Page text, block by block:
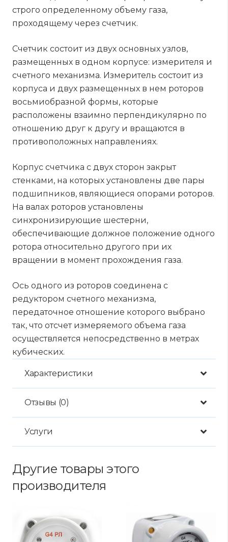
строго определенному объему газа,
проходящему через счетчик.
Счетчик состоит из двух основных узлов,
размещенных в одном корпусе: измерителя и
счетного механизма. Измеритель состоит из
корпуса и двух размещенных в нем роторов
восьмиобразной формы, которые
расположены взаимно перпендикулярно по
отношению друг к другу и вращаются в
противоположных направлениях.
Корпус счетчика с двух сторон закрыт
стенками, на которых установлены две пары
подшипников, являющиеся опорами роторов.
На валах роторов установлены
синхронизирующие шестерни,
обеспечивающие должное положение одного
ротора относительно другого при их
вращении в момент прохождения газа.
Ось одного из роторов соединена с
редуктором счетного механизма,
передаточное отношение которого выбрано
так, что отсчет измеряемого объема газа
осуществляется непосредственно в метрах
кубических.
Характеристики
Отзывы (0)
Услуги
Другие товары этого
производителя